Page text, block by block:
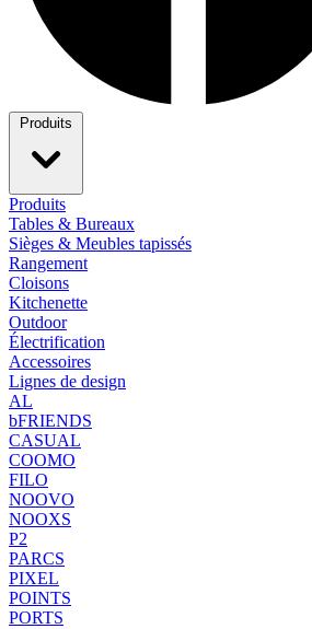
Produits
Produits
Tables & Bureaux
Sièges & Meubles tapissés
Rangement
Cloisons
Kitchenette
Outdoor
Électrification
Accessoires
Lignes de design
AL
bFRIENDS
CASUAL
COOMO
FILO
NOOVO
NOOXS
P2
PARCS
PIXEL
POINTS
PORTS